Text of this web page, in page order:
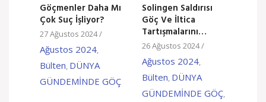
Göçmenler Daha Mı
Çok Suç İşliyor?
27 Ağustos 2024/
Ağustos 2024,
Bülten, DÜNYA
GÜNDEMİNDE GÖÇ
Solingen Saldırısı
Göç Ve İltica
Tartışmalarını
Alevlendirdi
26 Ağustos 2024/
Ağustos 2024,
Bülten, DÜNYA
GÜNDEMİNDE GÖÇ,